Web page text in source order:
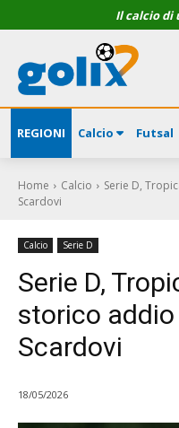
Il calcio di
REGIONI Calcio Futsal
Home Calcio
Serie D,
Scardovi
Calcio Serie D
Serie D,
storico
Scardovi
18/05/2026